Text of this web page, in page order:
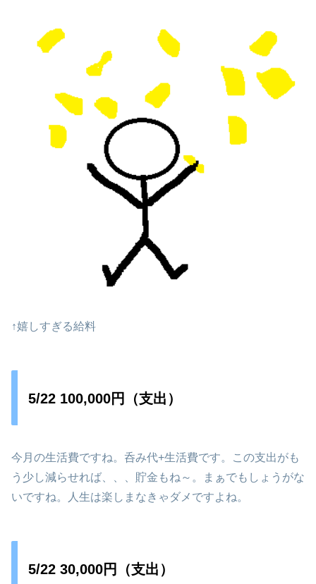
↑嬉しすぎる給料
5/22 100,000円（支出）
今月の生活費ですね。呑み代+生活費です。この支出がも
う少し減らせれば、、、貯金もね～。まぁでもしょうがな
いですね。人生は楽しまなきゃダメですよね。
5/22 30,000円（支出）